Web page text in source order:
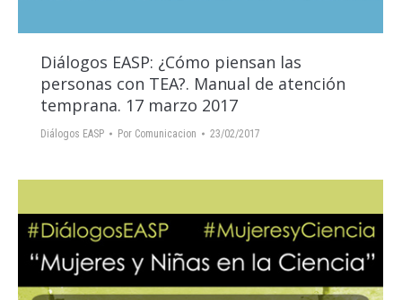
Diálogos EASP: ¿Cómo piensan las
personas con TEA?. Manual de atención
temprana. 17 marzo 2017
Diálogos EASP Por Comunicacion 23/02/2017